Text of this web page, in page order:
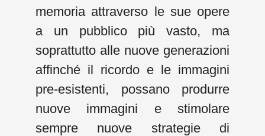
memoria attraverso le sue opere
a un pubblico più vasto, ma
soprattutto alle nuove generazioni
affinché il ricordo e le immagini
pre-esistenti, possano produrre
nuove immagini e stimolare
sempre nuove strategie di